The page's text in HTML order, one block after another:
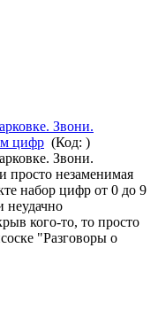
Звони.
цифр (Код: )
Звони.
просто незаменимая
набор цифр от 0 до 9
неудачно
кого-то, то просто
"Разговоры о